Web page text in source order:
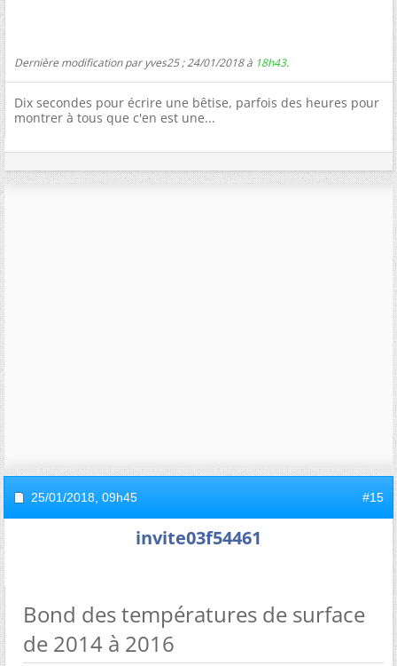
Dernière modification par yves25 ; 24/01/2018 à 18h43.
Dix secondes pour écrire une bêtise, parfois des heures pour
montrer à tous que c'en est une...
25/01/2018, 09h45 #15
invite03f54461
Bond des températures de surface
de 2014 à 2016